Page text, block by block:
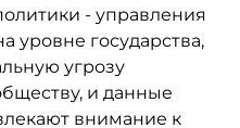
- управления
уровне государства,
угрозу
и данные
внимание к